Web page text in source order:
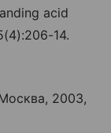
acid
14.
2003,